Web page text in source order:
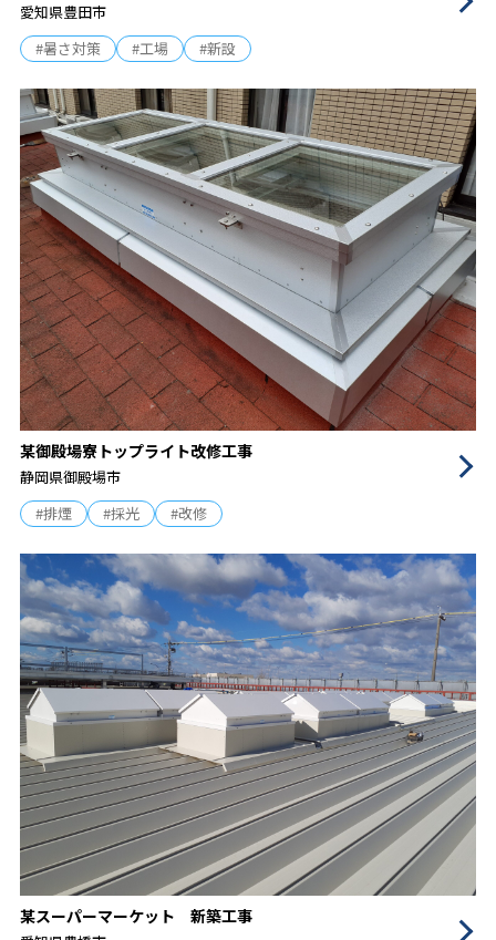
愛知県豊田市
#暑さ対策
#工場 #新設
某御殿場寮トップライト改修工事
静岡県御殿場市
#排煙
#採光 #改修
某スーパーマーケット 新築工事